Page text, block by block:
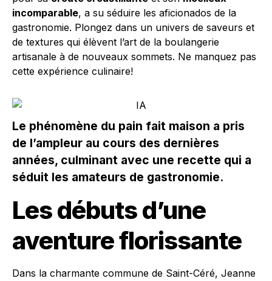
incomparable, a su séduire les aficionados de la
gastronomie. Plongez dans un univers de saveurs et
de textures qui élèvent l’art de la boulangerie
artisanale à de nouveaux sommets. Ne manquez pas
cette expérience culinaire!
Le phénomène du pain fait maison a pris
de l’ampleur au cours des dernières
années, culminant avec une recette qui a
séduit les amateurs de gastronomie.
Les débuts d’une
aventure florissante
Dans la charmante commune de Saint-Céré, Jeanne